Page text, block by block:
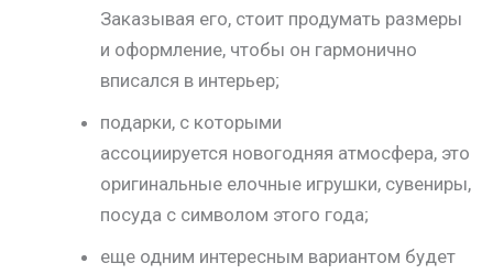
Заказывая его, стоит продумать размеры
и оформление, чтобы он гармонично
вписался в интерьер;
подарки, с которыми
ассоциируется новогодняя атмосфера, это
оригинальные елочные игрушки, сувениры,
посуда с символом этого года;
еще одним интересным вариантом будет